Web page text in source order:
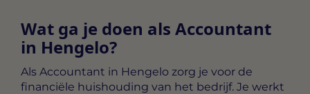
Wat ga je doen als Accountant
in Hengelo?
Als Accountant in Hengelo zorg je voor de
financiële huishouding van het bedrijf. Je werkt